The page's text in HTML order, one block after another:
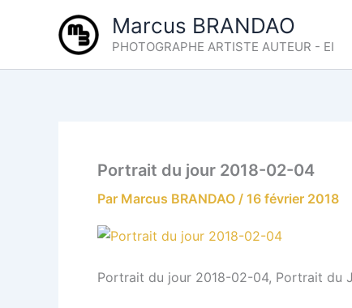
Marcus BRANDAO
PHOTOGRAPHE ARTISTE AUTEUR - EI
Portrait du jour 2018-02-04
Par Marcus BRANDAO / 16 février 2018
Portrait du jour 2018-02-04, Portrait du